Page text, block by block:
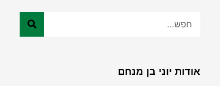
אודות יוני בן מנחם